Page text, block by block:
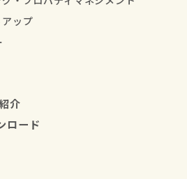
ップ
介
ロード